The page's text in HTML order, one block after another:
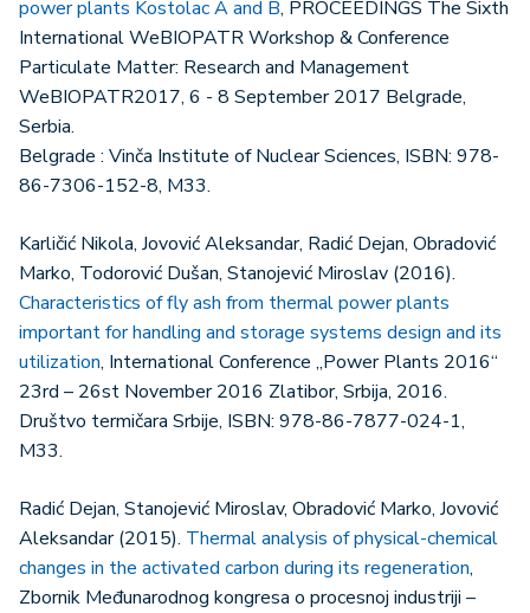
power plants Kostolac A and B, PROCEEDINGS The Sixth
International WeBIOPATR Workshop & Conference
Particulate Matter: Research and Management
WeBIOPATR2017, 6 - 8 September 2017 Belgrade,
Serbia.
Belgrade : Vinča Institute of Nuclear Sciences, ISBN: 978-
86-7306-152-8, M33.
Karličić Nikola, Jovović Aleksandar, Radić Dejan, Obradović
Marko, Todorović Dušan, Stanojević Miroslav (2016).
Characteristics of fly ash from thermal power plants
important for handling and storage systems design and its
utilization, International Conference „Power Plants 2016“
23rd – 26st November 2016 Zlatibor, Srbija, 2016.
Društvo termičara Srbije, ISBN: 978-86-7877-024-1,
M33.
Radić Dejan, Stanojević Miroslav, Obradović Marko, Jovović
Aleksandar (2015). Thermal analysis of physical-chemical
changes in the activated carbon during its regeneration,
Zbornik Međunarodnog kongresa o procesnoj industriji –